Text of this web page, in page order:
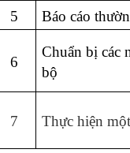
5 Báo cáo
6
Chuẩn bị các
bộ
7 Thực hiện